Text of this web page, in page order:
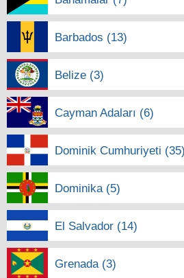
Barbados (13)
Belize (3)
Cayman Adaları (6)
Dominik Cumhuriyeti (35)
Dominika (5)
El Salvador (14)
Grenada (3)